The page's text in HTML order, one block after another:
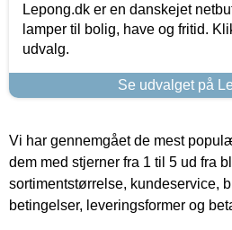
Lepong.dk er en danskejet
lamper til bolig, have og fritid.
udvalg.
Se udvalget på
Vi har gennemgået de mest
dem med stjerner fra 1 til 5 ud fra
sortimentstørrelse, kundeservice,
betingelser, leveringsformer og